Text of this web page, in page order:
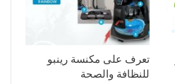
تعرف على مكنسة رينبو
للنظافة والصحة